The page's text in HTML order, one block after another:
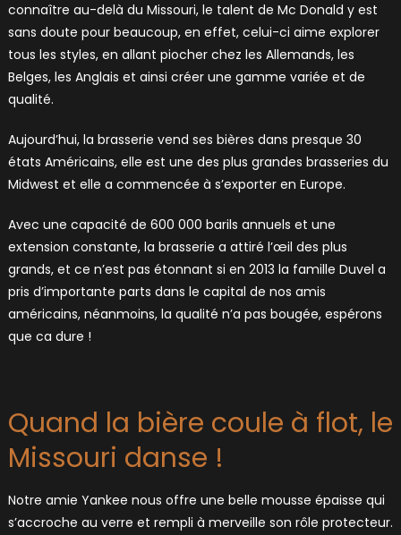
connaître au-delà du Missouri, le talent de Mc Donald y est
sans doute pour beaucoup, en effet, celui-ci aime explorer
tous les styles, en allant piocher chez les Allemands, les
Belges, les Anglais et ainsi créer une gamme variée et de
qualité.
Aujourd’hui, la brasserie vend ses bières dans presque 30
états Américains, elle est une des plus grandes brasseries du
Midwest et elle a commencée à s’exporter en Europe.
Avec une capacité de 600 000 barils annuels et une
extension constante, la brasserie a attiré l’œil des plus
grands, et ce n’est pas étonnant si en 2013 la famille Duvel a
pris d’importante parts dans le capital de nos amis
américains, néanmoins, la qualité n’a pas bougée, espérons
que ca dure !
Quand la bière coule à flot, le
Missouri danse !
Notre amie Yankee nous offre une belle mousse épaisse qui
s’accroche au verre et rempli à merveille son rôle protecteur.